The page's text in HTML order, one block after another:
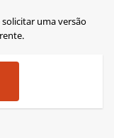
uma versão